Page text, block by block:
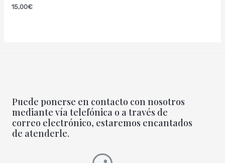
15,00€
Puede ponerse en contacto con nosotros
mediante vía telefónica o a través de
correo electrónico, estaremos encantados
de atenderle.